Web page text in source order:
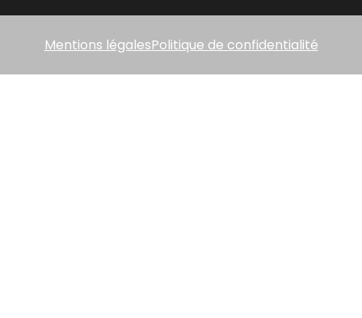
Mentions légalesPolitique de confidentialité